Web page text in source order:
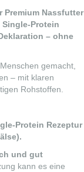
Premium Nassfutter
Single-Protein
– ohne
gemacht,
– mit klaren
Rohstoffen.
Protein Rezeptur
und gut
kann es eine